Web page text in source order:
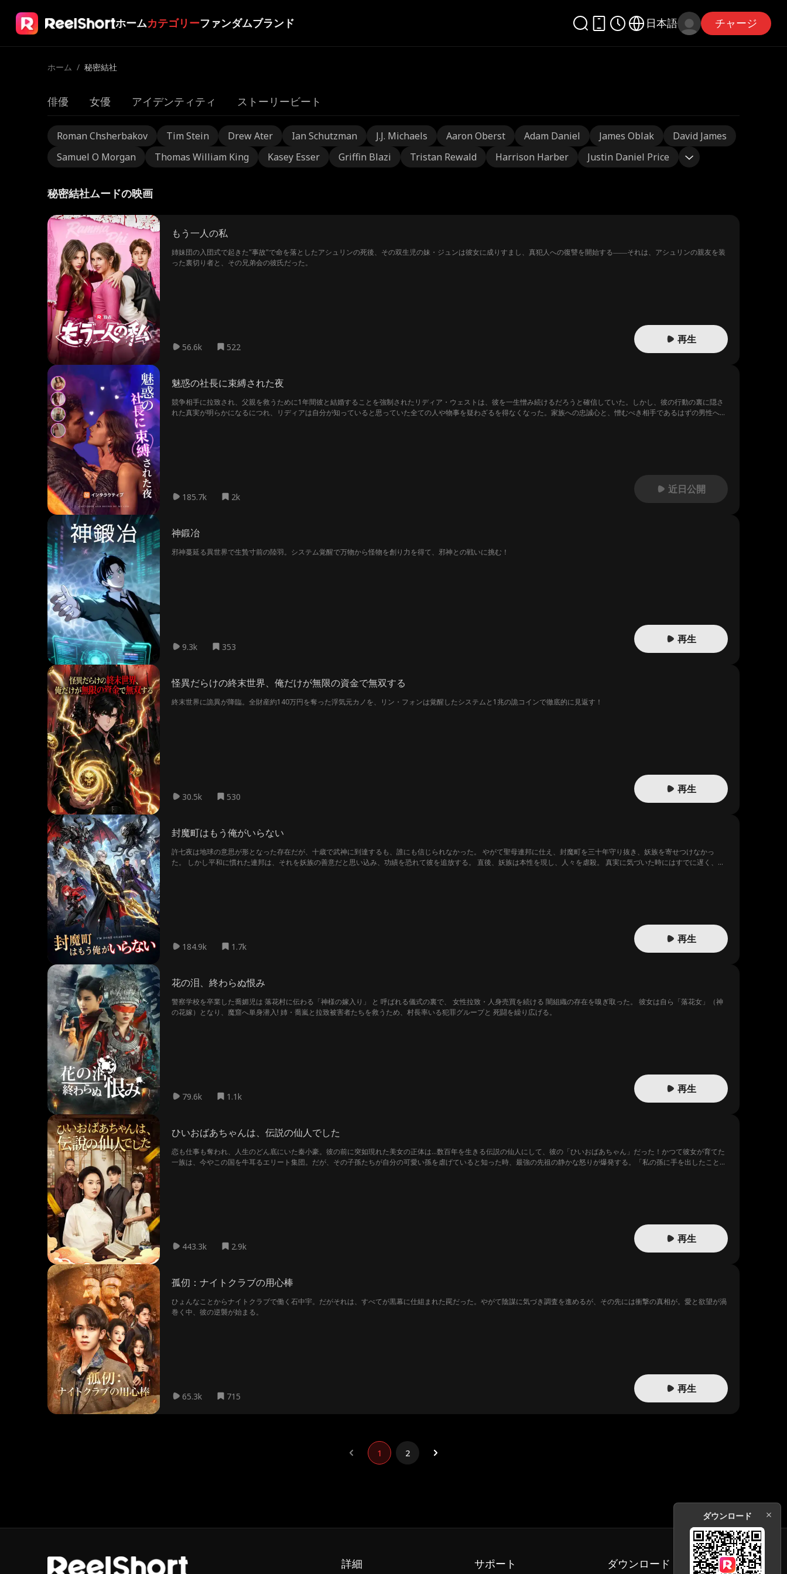
ホームカテゴリーファンダムブランド 日本語 チャージ
ホーム / 秘密結社
俳優 女優 アイデンティティ ストーリービート
Roman Chsherbakov Tim Stein Drew Ater Ian Schutzman J.J. Michaels Aaron Oberst Adam Daniel James Oblak
David James
Samuel O Morgan
Thomas William King Kasey Esser Griffin Blazi Tristan Rewald Harrison Harber Justin Daniel Price
秘密結社ムードの映画
もう一人の私
姉妹団の入団式で起きた"事故"で命を落としたアシュリンの死後、その双生児の妹・ジュンは彼女に成りすまし、真犯人への復讐を開始する――それは、アシュリンの親友を装
った裏切り者と、その兄弟会の彼氏だった。
56.6k 522
再生
魅惑の社長に束縛された夜
競争相手に拉致され、父親を救うために1年間彼と結婚することを強制されたリディア・ウェストは、彼を一生憎み続けるだろうと確信していた。しかし、彼の行動の裏に隠さ
れた真実が明らかになるにつれ、リディアは自分が知っていると思っていた全ての人や物事を疑わざるを得なくなった。家族への忠誠心と、憎むべき相手であるはずの男性への
185.7k 2k
近日公開
神鍛冶
邪神蔓延る異世界で生贄寸前の陸羽。システム覚醒で万物から怪物を創り力を得て、邪神との戦いに挑む！
9.3k 353
再生
怪異だらけの終末世界、俺だけが無限の資金で無双する
終末世界に詭異が降臨。全財産約140万円を奪った浮気元カノを、リン・フォンは覚醒したシステムと1兆の詭コインで徹底的に見返す！
30.5k 530
再生
封魔町はもう俺がいらない
許七夜は地球の意思が形となった存在だが、十歳で武神に到達するも、誰にも信じられなかった。 やがて聖母連邦に仕え、封魔町を三十年守り抜き、妖族を寄せつけなかっ
た。 しかし平和に慣れた連邦は、それを妖族の善意だと思い込み、功績を恐れて彼を追放する。 直後、妖族は本性を現し、人々を虐殺。 真実に気づいた時にはすでに遅く、許
184.9k 1.7k
再生
花の泪、終わらぬ恨み
警察学校を卒業した喬媚児は 落花村に伝わる‌「神様の嫁入り」‌ と 呼ばれる儀式の裏で、 女性拉致・人身売買を続ける‌ 闇組織‌の存在を嗅ぎ取った。 彼女は自ら「落花女」（神
の花嫁）となり、魔窟へ単身潜入‌! 姉・喬嵐と拉致被害者たちを救うため、村長率いる犯罪グループと 死闘を繰り広げる。
79.6k 1.1k
再生
ひいおばあちゃんは、伝説の仙人でした
恋も仕事も奪われ、人生のどん底にいた秦小豪。彼の前に突如現れた美女の正体は…数百年を生きる伝説の仙人にして、彼の「ひいおばあちゃん」だった！かつて彼女が育てた
一族は、今やこの国を牛耳るエリート集団。だが、その子孫たちが自分の可愛い孫を虐げていると知った時、最強の先祖の静かな怒りが爆発する。「私の孫に手を出したこと、
443.3k 2.9k
再生
孤仞：ナイトクラブの用心棒
ひょんなことからナイトクラブで働く石中宇。だがそれは、すべてが黒幕に仕組まれた罠だった。やがて陰謀に気づき調査を進めるが、その先には衝撃の真相が。愛と欲望が渦
巻く中、彼の逆襲が始まる。
65.3k 715
再生
1 2
詳細 サポート ダウンロード
ダウンロード